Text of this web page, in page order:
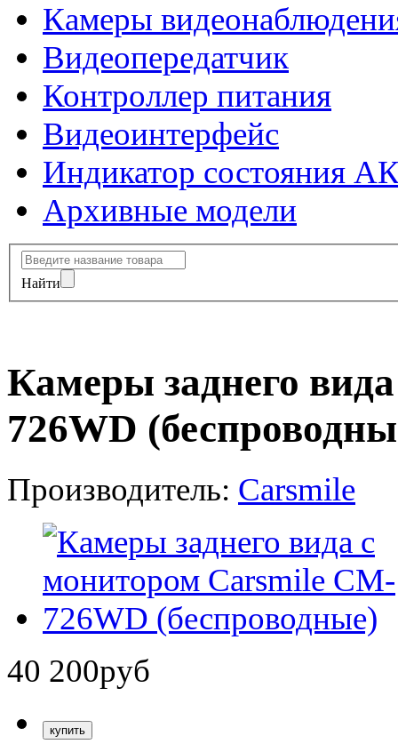
Камеры
Видеопередатчик
Контроллер питания
Видеоинтерфейс
Индикатор состояния
Архивные модели
Найти
Камеры заднего
726WD
Производитель: Carsmile
40 200руб